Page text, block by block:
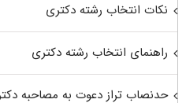
نکات انتخاب رشته دکتری
راهنمای انتخاب رشته دکتری
حدنصاب تراز دعوت به مصاحبه